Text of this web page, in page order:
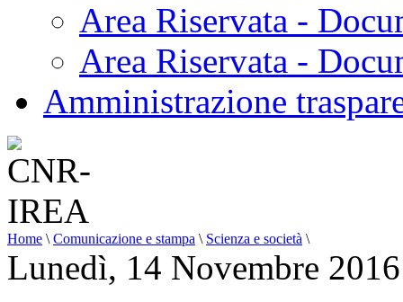
Area Riservata -
Area Riservata -
Amministrazione
Home \ Comunicazione e stampa \ Scienza e società \
Lunedì, 14 Novembre